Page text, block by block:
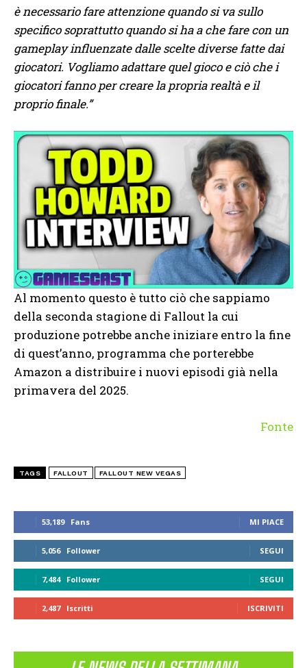
53,189 Fans MI PIACE
5,056 Follower SEGUI
7,484 Follower SEGUI
2,487 Iscritti ISCRIVITI
è necessario fare attenzione quando si va sullo
specifico soprattutto quando si ha a che fare con un
gameplay influenzate dalle scelte diverse fatte dai
giocatori. Vogliamo adattare quel gioco e ciò che i
giocatori fanno per creare la propria realtà e il
proprio finale.”
Al momento questo è tutto ciò che sappiamo
della seconda stagione di Fallout la cui
produzione potrebbe anche iniziare entro la fine
di quest’anno, programma che porterebbe
Amazon a distribuire i nuovi episodi già nella
primavera del 2025.
Fonte
TAGS FALLOUT FALLOUT NEW VEGAS